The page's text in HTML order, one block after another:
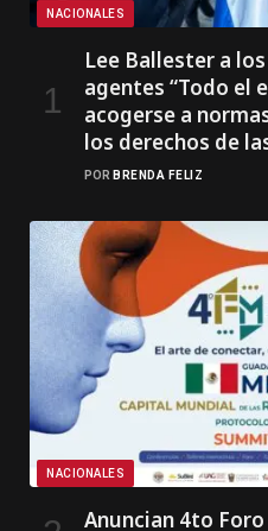
NACIONALES
Lee Ballester a
agentes “Todo el
acogerse a
los derechos de
POR BRENDA FELIZ
NACIONALES
Anuncian 4to Foro